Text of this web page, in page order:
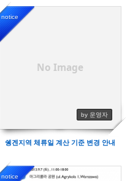
No Image
notice
by 운영자
쉥겐지역 체류일 계산 기준 변경 안내
notice